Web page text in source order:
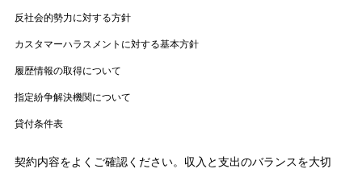
反社会的勢力に対する方針
カスタマーハラスメントに対する基本方針
履歴情報の取得について
指定紛争解決機関について
貸付条件表
契約内容をよくご確認ください。収入と支出のバランスを大切